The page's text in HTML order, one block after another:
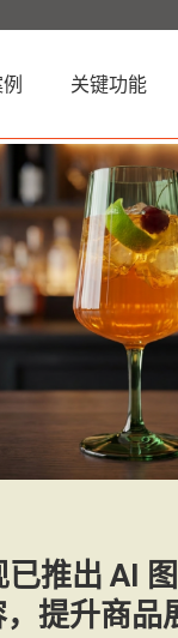
关键功能
推出 AI
提升商品